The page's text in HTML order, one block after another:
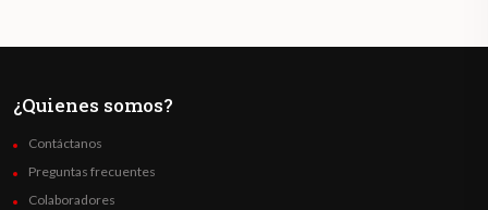
¿Quienes somos?
Contáctanos
Preguntas frecuentes
Colaboradores